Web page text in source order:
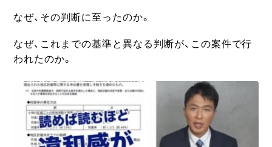
なぜ、その判断に至ったのか。
なぜ、これまでの基準と異なる判断が、この案件で行
われたのか。